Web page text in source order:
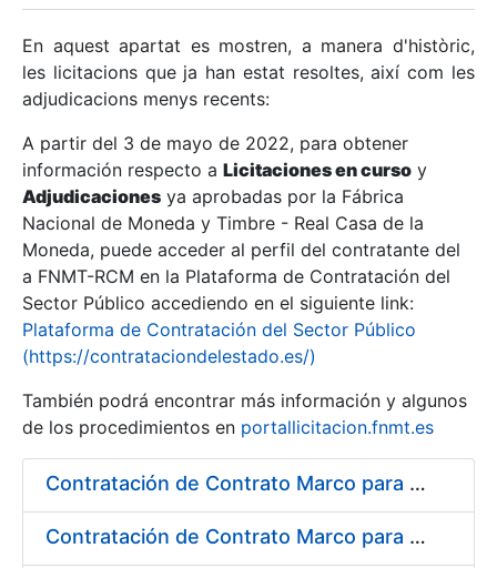
Mostra/Amaga
Mostra/Amaga
Mostra/Amaga
En aquest apartat es mostren, a manera d'històric,
les licitacions que ja han estat resoltes, així com les
adjudicacions menys recents:
A partir del 3 de mayo de 2022, para obtener
información respecto a Licitaciones en curso y
Adjudicaciones ya aprobadas por la Fábrica
Nacional de Moneda y Timbre - Real Casa de la
Moneda, puede acceder al perfil del contratante del
a FNMT-RCM en la Plataforma de Contratación del
Sector Público accediendo en el siguiente link:
Plataforma de Contratación del Sector Público
(https://contrataciondelestado.es/)
También podrá encontrar más información y algunos
de los procedimientos en portallicitacion.fnmt.es
Contratación de Contrato Marco para el Suministro de Material de Fontanería y Repuestos de Aire Acondicionado, bienio 2018-2019
Contratación de Contrato Marco para el Suministro de Material de Ferretería, Bienio 2018-2019